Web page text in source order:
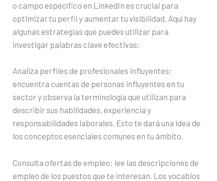
o campo específico en LinkedIn es crucial para
optimizar tu perfil y aumentar tu visibilidad. Aquí hay
algunas estrategias que puedes utilizar para
investigar palabras clave efectivas:
Analiza perfiles de profesionales influyentes:
encuentra cuentas de personas influyentes en tu
sector y observa la terminología que utilizan para
describir sus habilidades, experiencia y
responsabilidades laborales. Esto te dará una idea de
los conceptos esenciales comunes en tu ámbito.
Consulta ofertas de empleo: lee las descripciones de
empleo de los puestos que te interesan. Los vocablos